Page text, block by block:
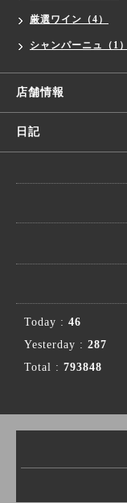
厳選ワイン（4）
シャンパーニュ（1）
店舗情報
日記
Today : 46
Yesterday : 287
Total : 793848